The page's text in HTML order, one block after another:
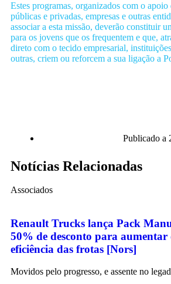
Estes programas, organizados com o
públicas e privadas, empresas e outras
associar a esta missão, deverão constituir
para os jovens que os frequentem e que,
direto com o tecido empresarial,
outras, criem ou reforcem a sua ligação a
Publicado a
Notícias Relacionadas
Associados
Renault Trucks lança Pack
50% de desconto para
eficiência das frotas [Nors]
Movidos pelo progresso, e assente no